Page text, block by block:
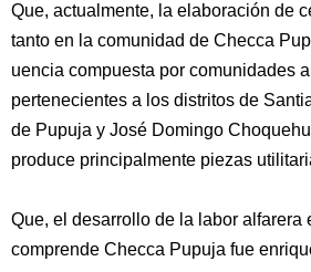
Que, actualmente, la elaboración de
tanto en la comunidad de Checca
uencia compuesta por comunidades
pertenecientes a los distritos de
de Pupuja y José Domingo
produce principalmente piezas
Que, el desarrollo de la labor alfarera
comprende Checca Pupuja fue